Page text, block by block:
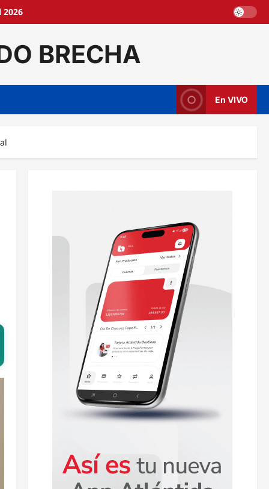
2026
BRECHA
En VIVO